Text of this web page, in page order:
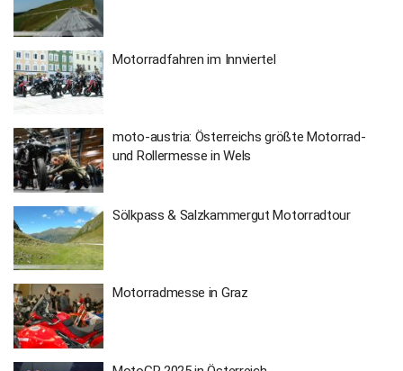
Motorradfahren im Innviertel
moto-austria: Österreichs größte Motorrad-
und Rollermesse in Wels
Sölkpass & Salzkammergut Motorradtour
Motorradmesse in Graz